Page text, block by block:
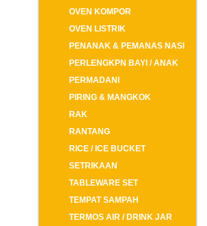
OVEN KOMPOR
OVEN LISTRIK
PENANAK & PEMANAS NASI
PERLENGKPN BAYI / ANAK
PERMADANI
PIRING & MANGKOK
RAK
RANTANG
RICE / ICE BUCKET
SETRIKAAN
TABLEWARE SET
TEMPAT SAMPAH
TERMOS AIR / DRINK JAR